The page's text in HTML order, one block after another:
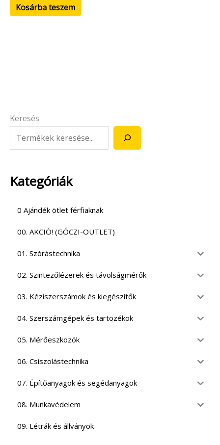
Keresés
Kategóriák
0 Ajándék ötlet férfiaknak
00. AKCIÓ! (GÓCZI-OUTLET)
01. Szórástechnika
02. Szintezőlézerek és távolságmérők
03. Kéziszerszámok és kiegészítők
04. Szerszámgépek és tartozékok
05. Mérőeszközök
06. Csiszolástechnika
07. Építőanyagok és segédanyagok
08. Munkavédelem
09. Létrák és állványok
Kosárba teszem